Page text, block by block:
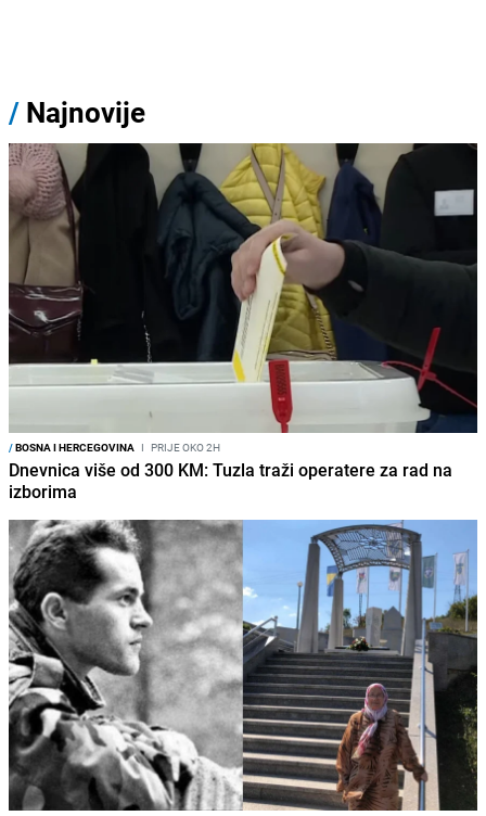
/ Najnovije
/BOSNA I HERCEGOVINA I PRIJE OKO 2H
Dnevnica više od 300 KM: Tuzla traži operatere za rad na
izborima